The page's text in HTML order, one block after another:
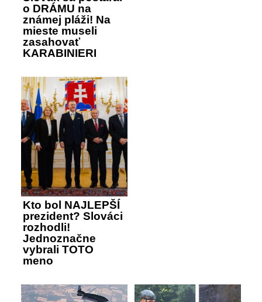
o DRÁMU na
známej pláži! Na
mieste museli
zasahovať
KARABINIERI
Kto bol NAJLEPŠÍ
prezident? Slováci
rozhodli!
Jednoznačne
vybrali TOTO
meno